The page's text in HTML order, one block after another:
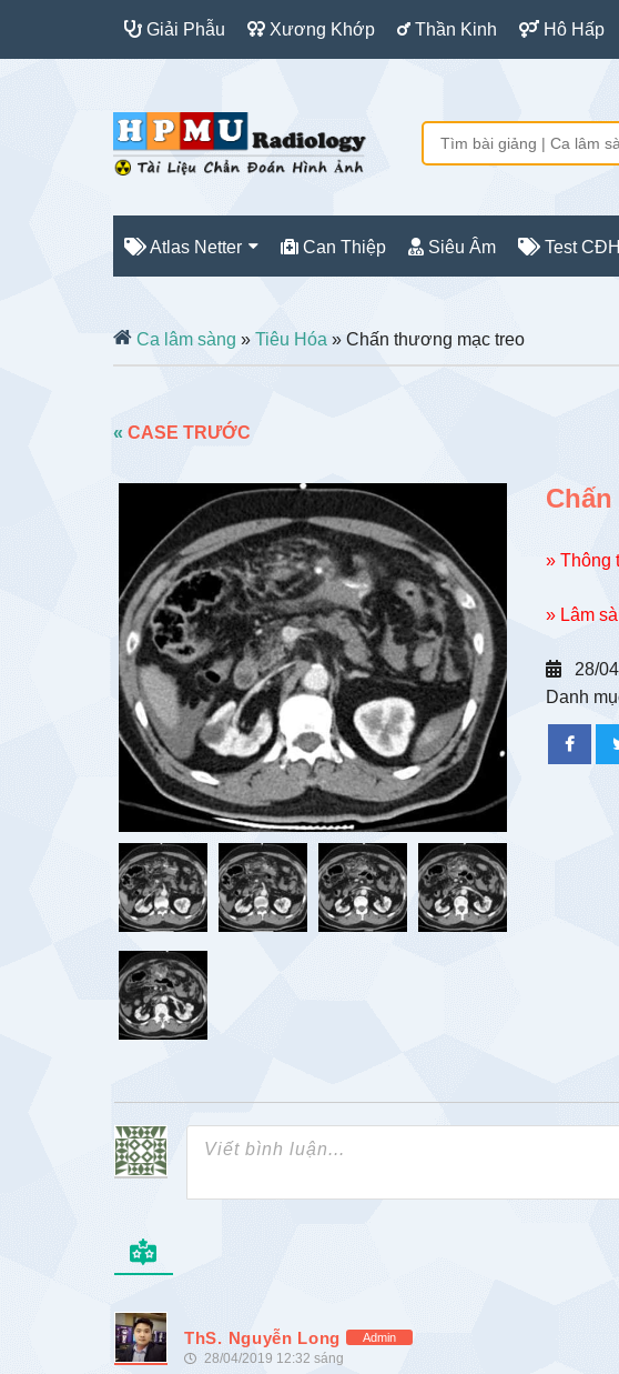
Giải Phẫu Xương Khớp Thần Kinh Hô Hấp
Atlas Netter Can Thiệp Siêu Âm Test
Ca lâm sàng » Tiêu Hóa » Chấn thương mạc treo
« CASE TRƯỚC
» Thông
» Lâm
28/
Danh
ThS. Nguyễn Long Admin
28/04/2019 12:32 sáng